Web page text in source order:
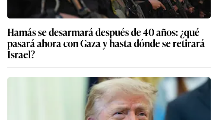
Hamás se desarmará después de 40 años: ¿qué
pasará ahora con Gaza y hasta dónde se retirará
Israel?